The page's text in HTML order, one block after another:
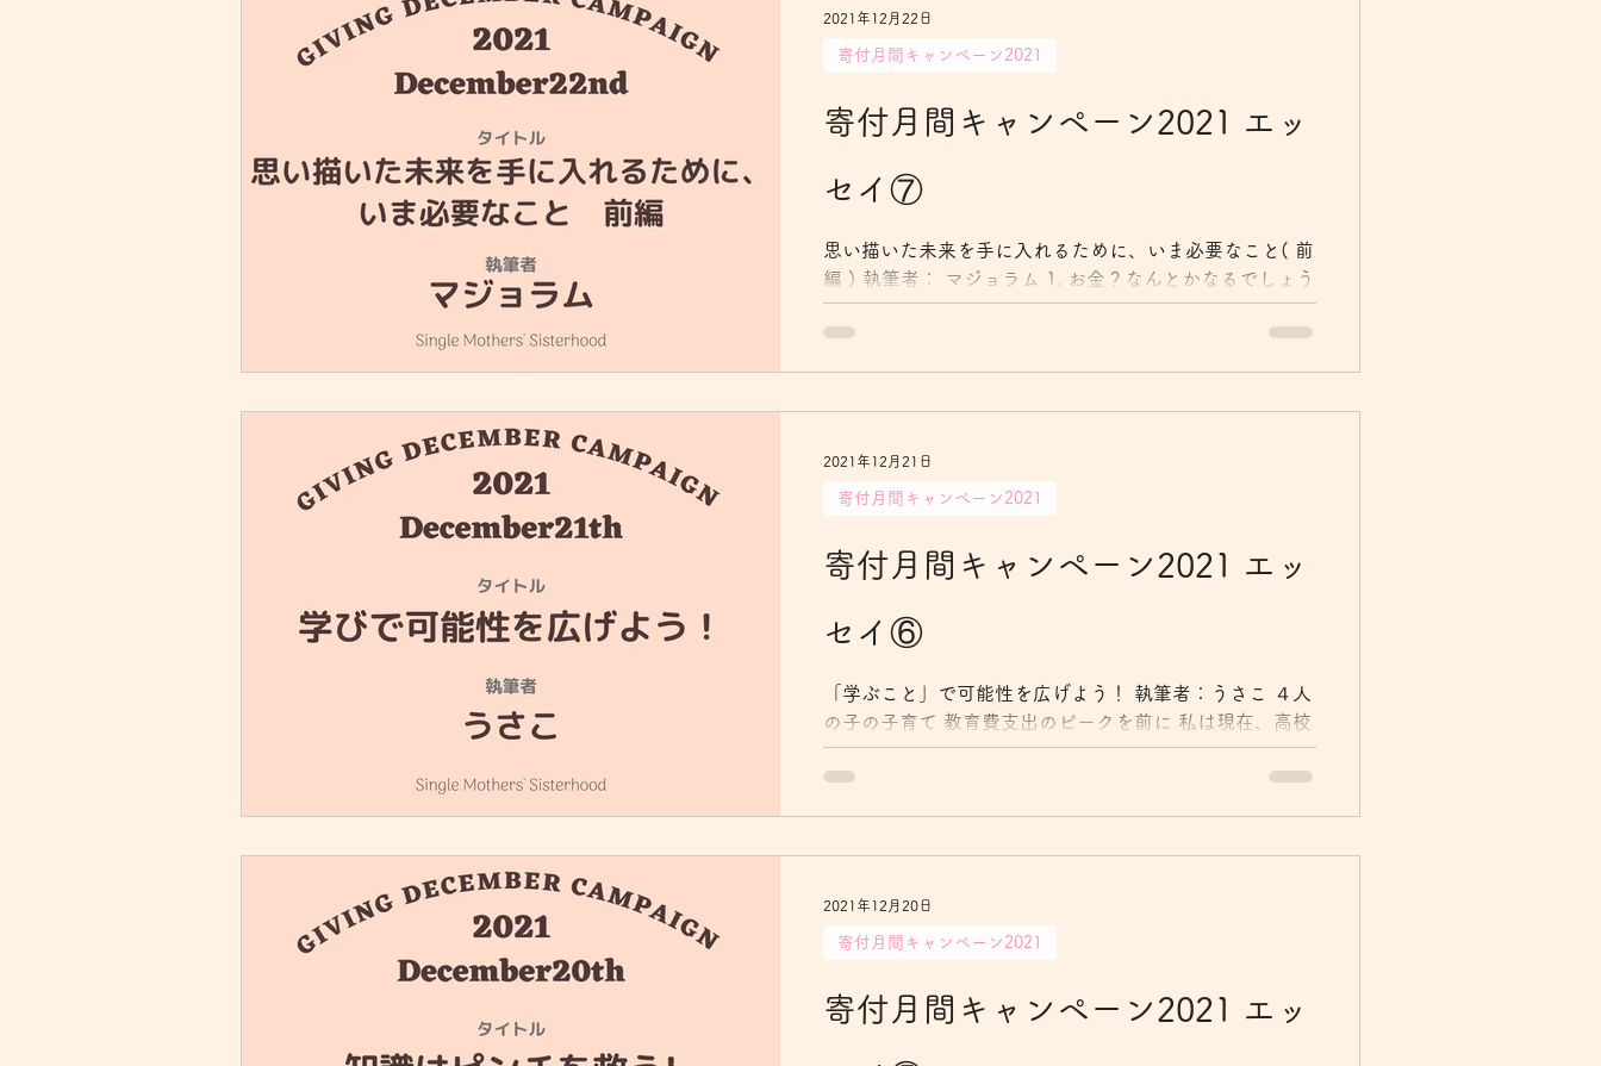
寄付月間キャンペーン2021 エッ
セイ⑦
思い描いた未来を手に入れるために、いま必要なこと( 前
編 ) 執筆者： マジョラム 1. お金？なんとかなるでしょう
と思っていた頃 子どもが小さいうちは、実家の助けを借
りながらの子育て。シングルマザーではありましたが、
寄付月間キャンペーン2021
2021年12月22日
寄付月間キャンペーン2021 エッ
セイ⑥
「学ぶこと」で可能性を広げよう！ 執筆者：うさこ ４人
の子の子育て 教育費支出のピークを前に 私は現在、高校
３年生を筆頭に３歳違いの男の子４人を育てています。
長男の大学受験、二男の高校受験、三男の中学受験が近
寄付月間キャンペーン2021
2021年12月21日
寄付月間キャンペーン2021 エッ
寄付月間キャンペーン2021
2021年12月20日